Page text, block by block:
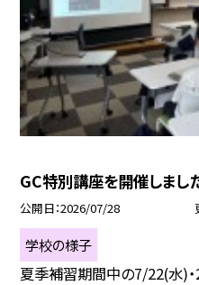
GC特別講座を開催しまし
公開日 2026/07/28
学校の様子
夏季補習期間中の7/22(水)